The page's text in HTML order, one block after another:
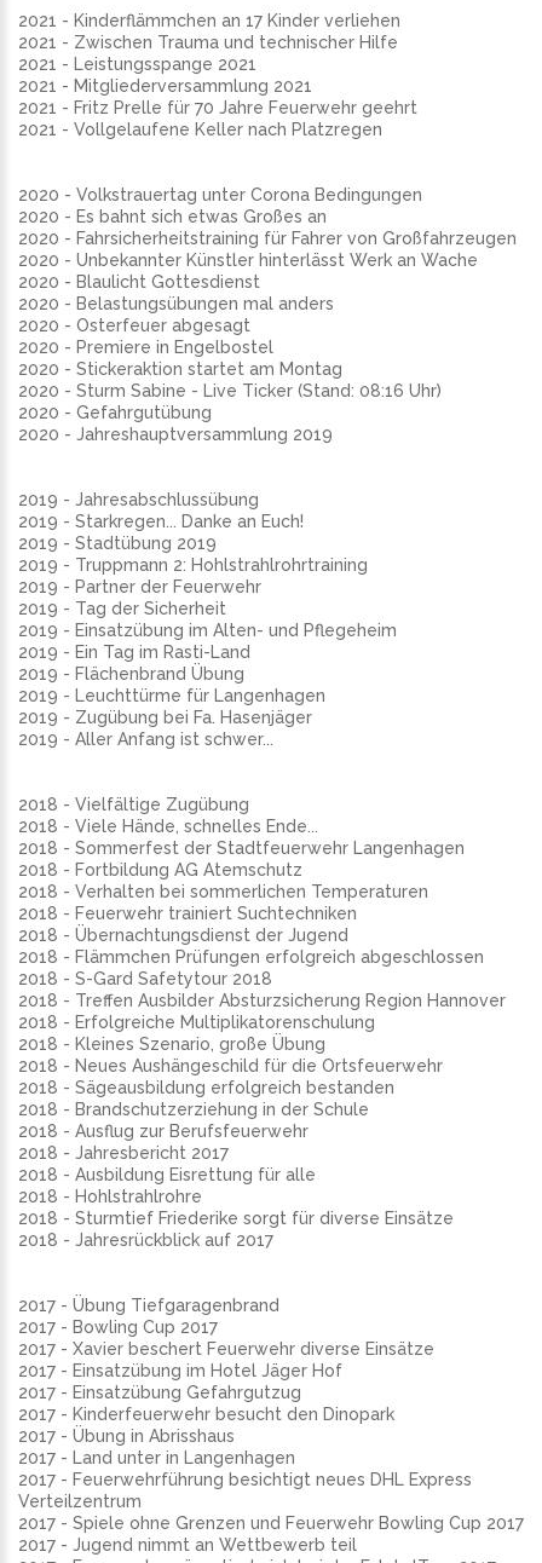
2021 - Kinderflämmchen an 17 Kinder verliehen
2021 - Zwischen Trauma und technischer Hilfe
2021 - Leistungsspange 2021
2021 - Mitgliederversammlung 2021
2021 - Fritz Prelle für 70 Jahre Feuerwehr geehrt
2021 - Vollgelaufene Keller nach Platzregen
2020 - Volkstrauertag unter Corona Bedingungen
2020 - Es bahnt sich etwas Großes an
2020 - Fahrsicherheitstraining für Fahrer von Großfahrzeugen
2020 - Unbekannter Künstler hinterlässt Werk an Wache
2020 - Blaulicht Gottesdienst
2020 - Belastungsübungen mal anders
2020 - Osterfeuer abgesagt
2020 - Premiere in Engelbostel
2020 - Stickeraktion startet am Montag
2020 - Sturm Sabine - Live Ticker (Stand: 08:16 Uhr)
2020 - Gefahrgutübung
2020 - Jahreshauptversammlung 2019
2019 - Jahresabschlussübung
2019 - Starkregen... Danke an Euch!
2019 - Stadtübung 2019
2019 - Truppmann 2: Hohlstrahlrohrtraining
2019 - Partner der Feuerwehr
2019 - Tag der Sicherheit
2019 - Einsatzübung im Alten- und Pflegeheim
2019 - Ein Tag im Rasti-Land
2019 - Flächenbrand Übung
2019 - Leuchttürme für Langenhagen
2019 - Zugübung bei Fa. Hasenjäger
2019 - Aller Anfang ist schwer...
2018 - Vielfältige Zugübung
2018 - Viele Hände, schnelles Ende...
2018 - Sommerfest der Stadtfeuerwehr Langenhagen
2018 - Fortbildung AG Atemschutz
2018 - Verhalten bei sommerlichen Temperaturen
2018 - Feuerwehr trainiert Suchtechniken
2018 - Übernachtungsdienst der Jugend
2018 - Flämmchen Prüfungen erfolgreich abgeschlossen
2018 - S-Gard Safetytour 2018
2018 - Treffen Ausbilder Absturzsicherung Region Hannover
2018 - Erfolgreiche Multiplikatorenschulung
2018 - Kleines Szenario, große Übung
2018 - Neues Aushängeschild für die Ortsfeuerwehr
2018 - Sägeausbildung erfolgreich bestanden
2018 - Brandschutzerziehung in der Schule
2018 - Ausflug zur Berufsfeuerwehr
2018 - Jahresbericht 2017
2018 - Ausbildung Eisrettung für alle
2018 - Hohlstrahlrohre
2018 - Sturmtief Friederike sorgt für diverse Einsätze
2018 - Jahresrückblick auf 2017
2017 - Übung Tiefgaragenbrand
2017 - Bowling Cup 2017
2017 - Xavier beschert Feuerwehr diverse Einsätze
2017 - Einsatzübung im Hotel Jäger Hof
2017 - Einsatzübung Gefahrgutzug
2017 - Kinderfeuerwehr besucht den Dinopark
2017 - Übung in Abrisshaus
2017 - Land unter in Langenhagen
2017 - Feuerwehrführung besichtigt neues DHL Express
Verteilzentrum
2017 - Spiele ohne Grenzen und Feuerwehr Bowling Cup 2017
2017 - Jugend nimmt an Wettbewerb teil